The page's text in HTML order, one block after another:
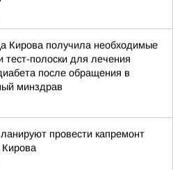
Кирова получила необходимые
тест-полоски для лечения
после обращения в
минздрав
провести капремонт